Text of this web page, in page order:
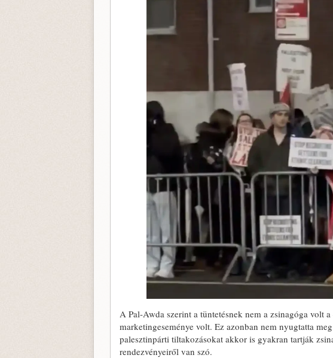
A Pal-Awda szerint a tüntetésnek nem a zsinagóga volt
marketingeseménye volt. Ez azonban nem nyugtatta
palesztinpárti tiltakozásokat akkor is gyakran tartják
rendezvényeiről van szó.